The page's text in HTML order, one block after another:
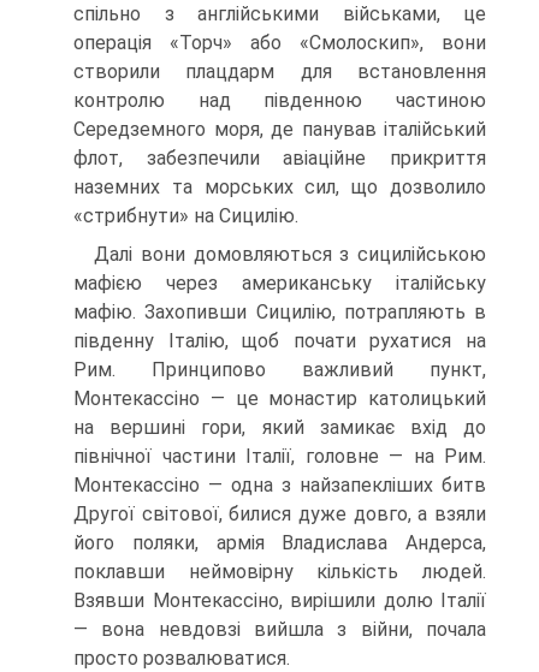
спільно з англійськими війська­ми, це
операція «Торч» або «Смолоскип», вони
створили плацдарм для встановлення
контролю над південною частиною
Середземного моря, де панував італійський
флот, забезпечили авіаційне прикриття
наземних та морських сил, що дозволило
«стрибнути» на Сицилію.
Далі вони домовляються з сицилійською
мафією через американську італійську
мафію. Захопивши Сицилію, потрапляють в
південну Італію, щоб почати рухатися на
Рим. Принципово важливий пункт,
Монтекассіно — це монастир католицький
на вершині гори, який зами­кає вхід до
північної частини Італії, головне — на Рим.
Монтекассіно — одна з найзапекліших битв
Другої сві­тової, билися дуже довго, а взяли
його поляки, армія Владислава Андерса,
поклавши неймовірну кількість лю­дей.
Взявши Монтекассіно, вирішили долю Італії
— вона невдовзі вийшла з війни, почала
просто розвалюватися.